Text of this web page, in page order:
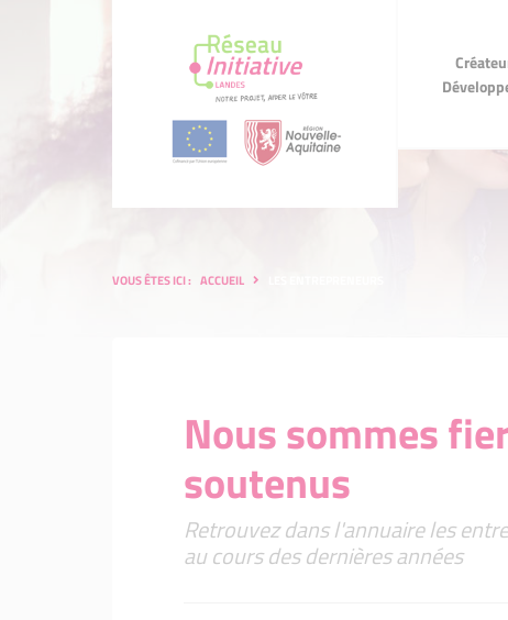
VOUS ÊTES ICI : ACCUEIL
Nous sommes
soutenus
Retrouvez dans l'annuaire les
au cours des dernières années